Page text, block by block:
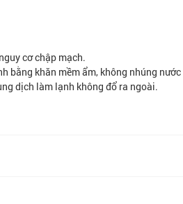
cơ chập mạch.
bằng khăn mềm ẩm, không nhúng
dịch làm lạnh không đổ ra ngoài.